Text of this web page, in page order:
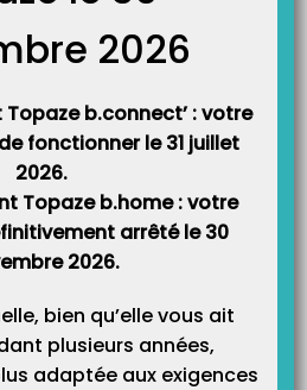
2026
b.connect’ : votre
fonctionner le 31 juillet
2026.
Topaze b.home : votre
arrêté le 30
2026.
bien qu’elle vous ait
plusieurs années,
adaptée aux exigences